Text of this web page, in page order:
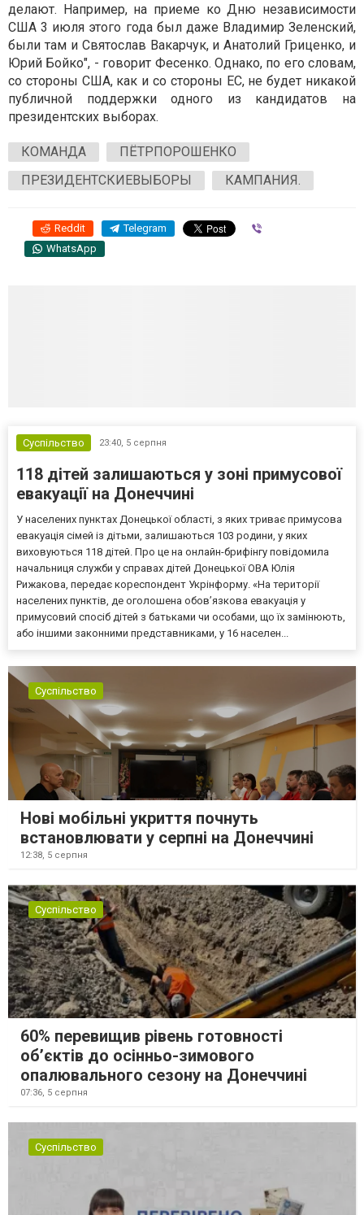
делают. Например, на приеме ко Дню независимости
США 3 июля этого года был даже Владимир Зеленский,
были там и Святослав Вакарчук, и Анатолий Гриценко, и
Юрий Бойко", - говорит Фесенко. Однако, по его словам,
со стороны США, как и со стороны ЕС, не будет никакой
публичной поддержки одного из кандидатов на
президентских выборах.
КОМАНДА
ПЁТРПОРОШЕНКО
ПРЕЗИДЕНТСКИЕВЫБОРЫ
КАМПАНИЯ.
Reddit Telegram
WhatsApp
Суспільство 23:40, 5 серпня
118 дітей залишаються у зоні примусової
евакуації на Донеччині
У населених пунктах Донецької області, з яких триває примусова
евакуація сімей із дітьми, залишаються 103 родини, у яких
виховуються 118 дітей. Про це на онлайн-брифінгу повідомила
начальниця служби у справах дітей Донецької ОВА Юлія
Рижакова, передає кореспондент Укрінформу. «На території
населених пунктів, де оголошена обов’язкова евакуація у
примусовий спосіб дітей з батьками чи особами, що їх замінюють,
або іншими законними представниками, у 16 населен...
Суспільство
Нові мобільні укриття почнуть
встановлювати у серпні на Донеччині
12:38, 5 серпня
Суспільство
60% перевищив рівень готовності
об’єктів до осінньо-зимового
опалювального сезону на Донеччині
07:36, 5 серпня
Суспільство